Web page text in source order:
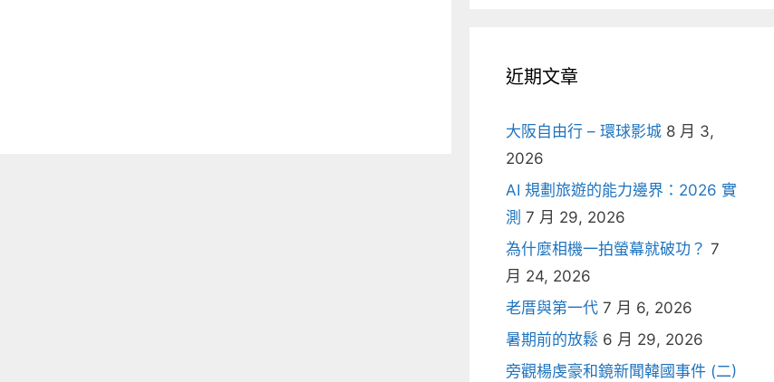
近期文章
大阪自由行 – 環球影城 8 月 3,
2026
AI 規劃旅遊的能力邊界：2026 實
測 7 月 29, 2026
為什麼相機一拍螢幕就破功？ 7
月 24, 2026
老厝與第一代 7 月 6, 2026
暑期前的放鬆 6 月 29, 2026
旁觀楊虔豪和鏡新聞韓國事件 (二)